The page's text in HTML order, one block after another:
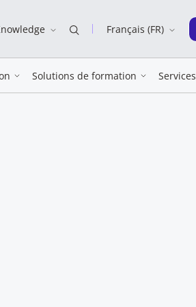
Français (FR)
Solutions de formation Services